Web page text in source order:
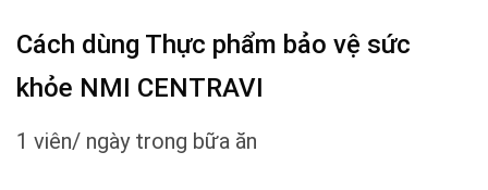
Cách dùng Thực phẩm bảo vệ sức
khỏe NMI CENTRAVI
1 viên/ ngày trong bữa ăn